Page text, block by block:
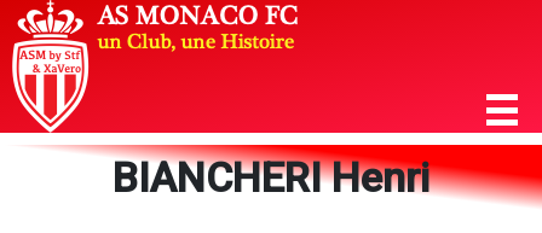
BIANCHERI Henri